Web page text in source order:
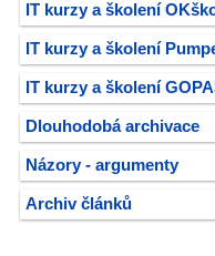
IT kurzy a školení
IT kurzy a školení
IT kurzy a školení
Dlouhodobá archivace
Názory - argumenty
Archiv článků